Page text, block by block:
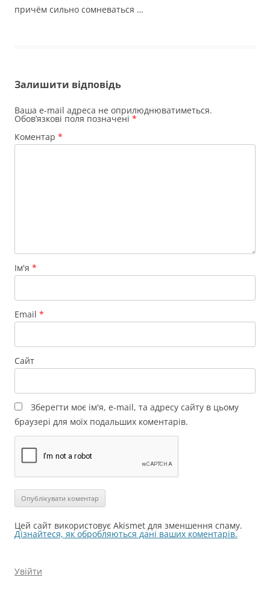
причём сильно сомневаться …
Залишити відповідь
Ваша e-mail адреса не оприлюднюватиметься.
Обов’язкові поля позначені *
Коментар *
Ім'я *
Email *
Сайт
Зберегти моє ім'я, e-mail, та адресу сайту в цьому
браузері для моїх подальших коментарів.
Цей сайт використовує Akismet для зменшення спаму.
Дізнайтеся, як обробляються дані ваших коментарів.
Увійти